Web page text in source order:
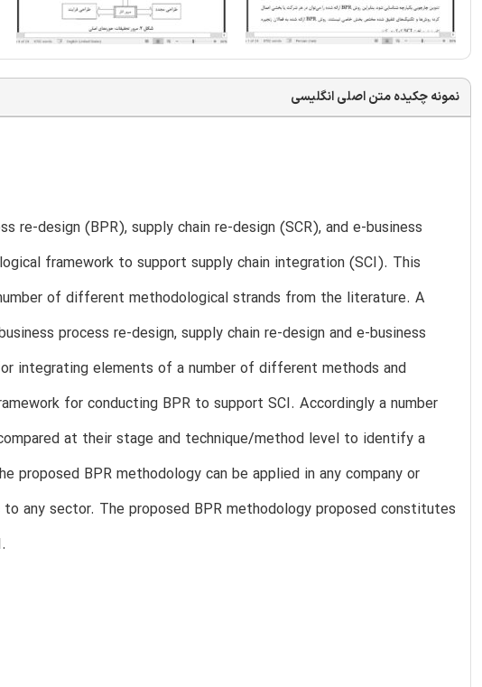
نمونه چکیده متن اصلی انگلیسی
design (BPR), supply chain re-design (SCR), and e-business
framework to support supply chain integration (SCI). This
of different methodological strands from the literature. A
process re-design, supply chain re-design and e-business
integrating elements of a number of different methods and
for conducting BPR to support SCI. Accordingly a number
at their stage and technique/method level to identify a
BPR methodology can be applied in any company or
any sector. The proposed BPR methodology proposed constitutes